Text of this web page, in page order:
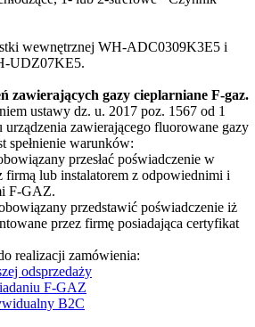
wewnętrznej WH-ADC0309K3E5 i
UDZ07KE5.
zawierających gazy cieplarniane F-gaz.
ustawy dz. u. 2017 poz. 1567 od 1
urządzenia zawierającego fluorowane gazy
spełnienie warunków:
przesłać poświadczenie w
firmą lub instalatorem z odpowiednimi i
F-GAZ.
przedstawić poświadczenie iż
przez firmę posiadająca certyfikat
realizacji zamówienia:
odsprzedaży
F-GAZ
B2C